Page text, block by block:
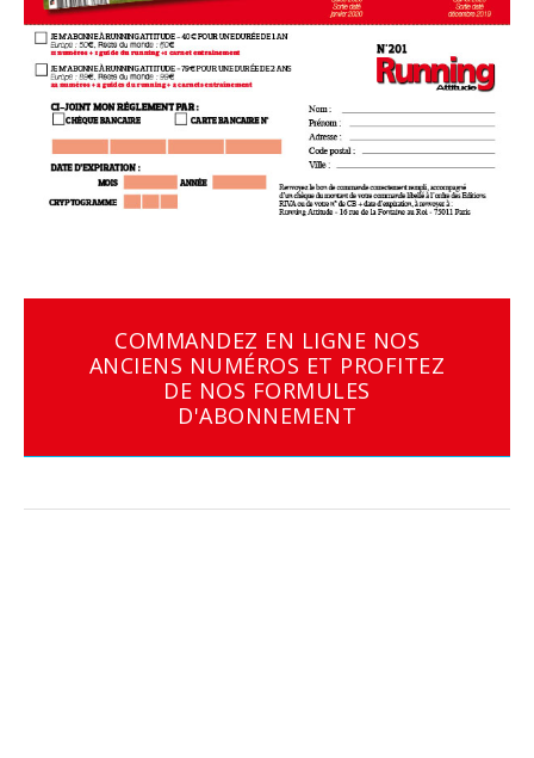
COMMANDEZ EN LIGNE NOS
ANCIENS NUMÉROS ET PROFITEZ
DE NOS FORMULES
D'ABONNEMENT